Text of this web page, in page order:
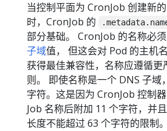
当控制平面为 CronJob 创建新
时，CronJob 的
部分基础。 CronJob 的名称必
子域值， 但这会对 Pod 的主机
获得最佳兼容性，名称应遵循更
则。 即使名称是一个 DNS 子域
字符。这是因为 CronJob 控制
Job 名称后附加 11 个字符，并
长度不能超过 63 个字符的限制。